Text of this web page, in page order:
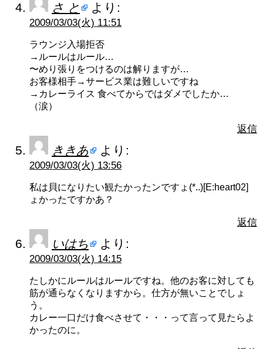
さ と より:
2009/03/03(火) 11:51
ラウンジ入場拒否
→ルールはルール…
〜めり張りをつけるのは解りますが…
お客様相手→サービス業は難しいですね
→カレーライス 食べてからではダメでしたか…
（涙）
返信
ききあ より:
2009/03/03(火) 13:56
私は貝になりたい観たかったンですょ(*..)[E:heart02]
ょかったですかあ？
返信
いはち より:
2009/03/03(火) 14:15
たしかにルールはルールですね。他のお客に対しても
筋が通らなくなりますから。仕方が無いことでしょ
う。
カレー一口だけ食べさせて・・・って言って見たらよ
かったのに。